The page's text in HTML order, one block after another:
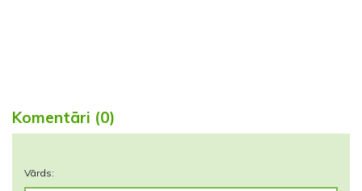
Komentāri (0)
Vārds: